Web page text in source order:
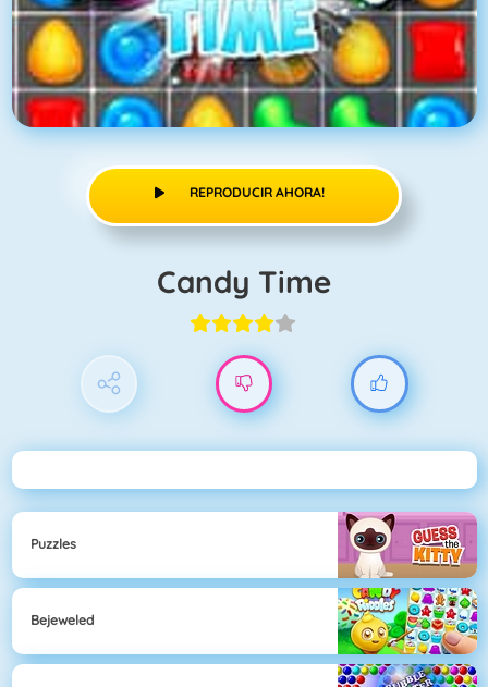
REPRODUCIR AHORA!
Candy Time
Puzzles
Bejeweled